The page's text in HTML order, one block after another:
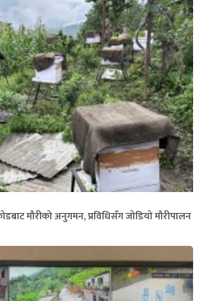
मौरीको अनुगमन, प्रविधिसँग जोडियो मौरीपालन